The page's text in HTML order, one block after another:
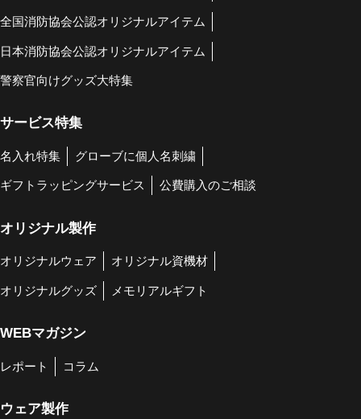
全国消防協会公認オリジナルアイテム
日本消防協会公認オリジナルアイテム
警察官向けグッズ大特集
サービス特集
名入れ特集 グローブに個人名刺繍
ギフトラッピングサービス 公費購入のご相談
オリジナル製作
オリジナルウェア オリジナル資機材
オリジナルグッズ メモリアルギフト
WEBマガジン
レポート コラム
ウェア製作